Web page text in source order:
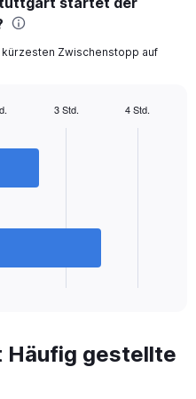
kürzesten Zwischenstopp auf
3 Std. 4 Std.
Häufig gestellte